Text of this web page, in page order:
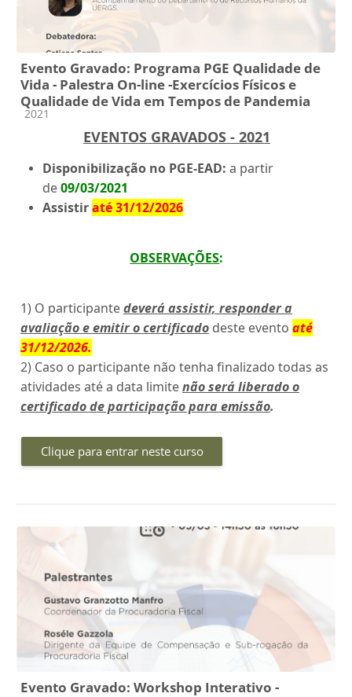
Evento Gravado: Programa PGE Qualidade de
Vida - Palestra On-line -Exercícios Físicos e
Qualidade de Vida em Tempos de Pandemia
Categoria do curso
2021
EVENTOS GRAVADOS - 2021
Disponibilização no PGE-EAD: a partir
de09/03/2021
Assistiraté 31/12/2026
OBSERVAÇÕES:
1) O participantedeverá assistir, responder a
avaliação e emitir o certificado deste evento até
31/12/2026.
2) Caso o participante não tenha finalizado todas as
atividades até a data limitenão será liberado o
certificado de participação para emissão.
Clique para entrar neste curso
Evento Gravado: Workshop Interativo -